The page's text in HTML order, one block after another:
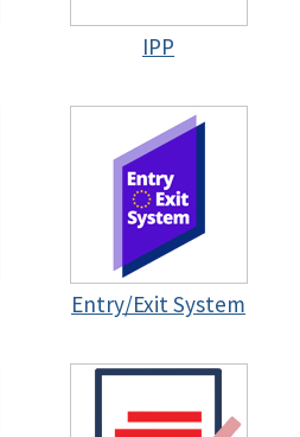
IPP
Entry/Exit System